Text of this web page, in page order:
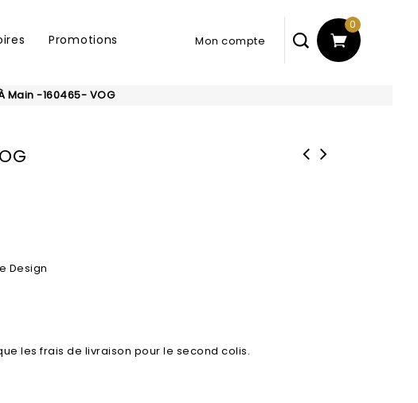
Promotions
0
Main -160465- VOG
Design
les frais de livraison pour le second colis.